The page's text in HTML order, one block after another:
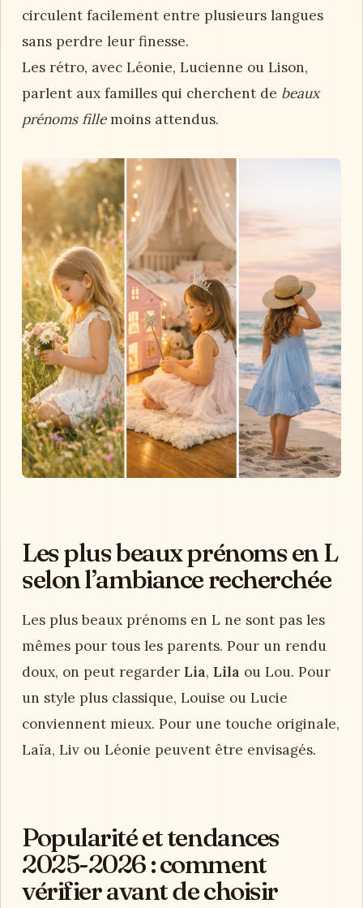
circulent facilement entre plusieurs langues
sans perdre leur finesse.
Les rétro, avec Léonie, Lucienne ou Lison,
parlent aux familles qui cherchent de beaux
prénoms fillemoins attendus.
Les plus beaux prénoms en L
selon l’ambiance recherchée
Les plus beaux prénoms en L ne sont pas les
mêmes pour tous les parents. Pour un rendu
doux, on peut regarder Lia, Lila ou Lou. Pour
un style plus classique, Louise ou Lucie
conviennent mieux. Pour une touche originale,
Laïa, Liv ou Léonie peuvent être envisagés.
Popularité et tendances
2025-2026 : comment
vérifier avant de choisir